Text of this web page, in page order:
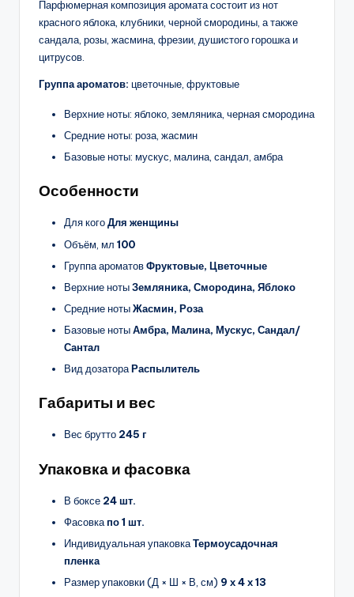
Парфюмерная композиция аромата состоит из нот
красного яблока, клубники, черной смородины, а также
сандала, розы, жасмина, фрезии, душистого горошка и
цитрусов.
Группа ароматов: цветочные, фруктовые
Верхние ноты: яблоко, земляника, черная смородина
Средние ноты: роза, жасмин
Базовые ноты: мускус, малина, сандал, амбра
Особенности
Для когоДля женщины
Объём, мл 100
Группа ароматовФруктовые, Цветочные
Верхние нотыЗемляника, Смородина, Яблоко
Средние нотыЖасмин, Роза
Базовые нотыАмбра, Малина, Мускус, Сандал/
Сантал
Вид дозатораРаспылитель
Габариты и вес
Вес брутто 245 г
Упаковка и фасовка
В боксе 24 шт.
Фасовкапо 1 шт.
Индивидуальная упаковкаТермоусадочная
пленка
Размер упаковки (Д × Ш × В, см) 9 х 4 х 13